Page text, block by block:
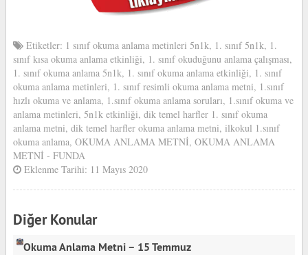
Etiketler: 1 sınıf okuma anlama metinleri 5n1k, 1. sınıf 5n1k, 1.
sınıf kısa okuma anlama etkinliği, 1. sınıf okuduğunu anlama çalışması,
1. sınıf okuma anlama 5n1k, 1. sınıf okuma anlama etkinliği, 1. sınıf
okuma anlama metinleri, 1. sınıf resimli okuma anlama metni, 1.sınıf
hızlı okuma ve anlama, 1.sınıf okuma anlama soruları, 1.sınıf okuma ve
anlama metinleri, 5n1k etkinliği, dik temel harfler 1. sınıf okuma
anlama metni, dik temel harfler okuma anlama metni, ilkokul 1.sınıf
okuma anlama, OKUMA ANLAMA METNİ, OKUMA ANLAMA
METNİ - FUNDA
Eklenme Tarihi: 11 Mayıs 2020
Diğer Konular
Okuma Anlama Metni – 15 Temmuz